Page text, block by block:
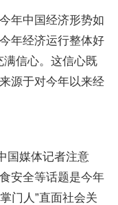
年中国经济形势如
年经济运行整体好
信心。这信心既
源于对今年以来经
国媒体记者注意
安全等话题是今年
门人”直面社会关